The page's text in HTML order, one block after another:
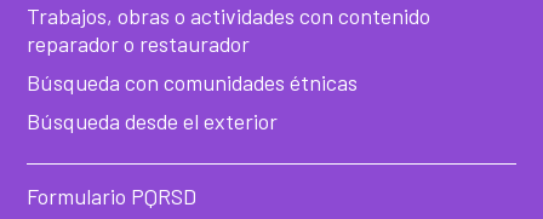
Trabajos, obras o actividades con contenido
reparador o restaurador
Búsqueda con comunidades étnicas
Búsqueda desde el exterior
Formulario PQRSD